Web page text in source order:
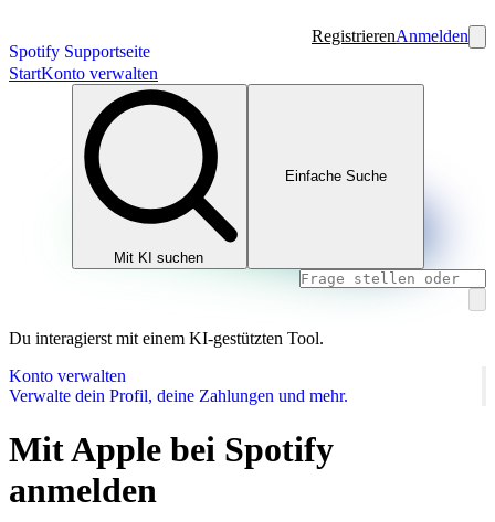
Spotify Supportseite
RegistrierenAnmelden
StartKonto verwalten
Mit KI suchen
Einfache Suche
Du interagierst mit einem KI-gestützten Tool.
Konto verwalten
Verwalte dein Profil, deine Zahlungen und mehr.
Mit Apple bei Spotify
anmelden